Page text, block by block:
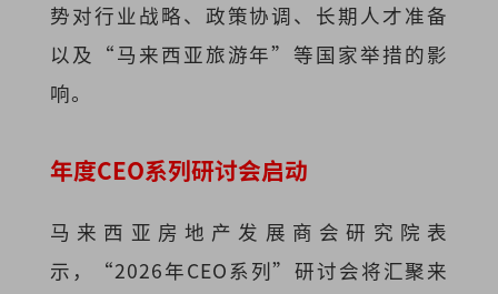
势对行业战略、政策协调、长期人才准备
以及“马来西亚旅游年”等国家举措的影
响。
年度CEO系列研讨会启动
马来西亚房地产发展商会研究院表
示，“2026年CEO系列”研讨会将汇聚来